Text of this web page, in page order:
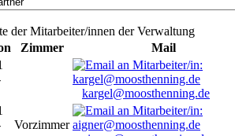
der Mitarbeiter/innen der Verwaltung
Zimmer
Mail
kargel@moosthenning.de
Vorzimmer